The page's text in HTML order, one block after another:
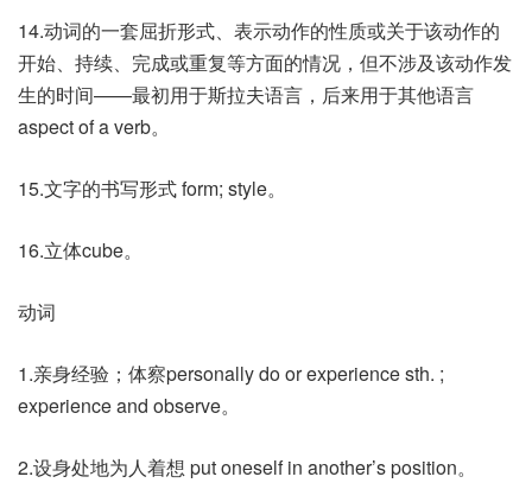
14.动词的一套屈折形式、表示动作的性质或关于该动作的
开始、持续、完成或重复等方面的情况，但不涉及该动作发
生的时间——最初用于斯拉夫语言，后来用于其他语言
aspect of a verb。
15.文字的书写形式 form; style。
16.立体cube。
动词
1.亲身经验；体察personally do or experience sth. ;
experience and observe。
2.设身处地为人着想 put oneself in another’s position。